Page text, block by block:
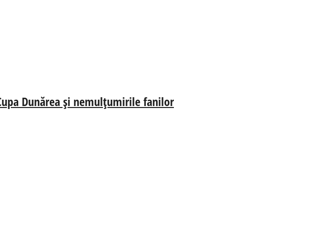
Dunărea și nemulțumirile fanilor